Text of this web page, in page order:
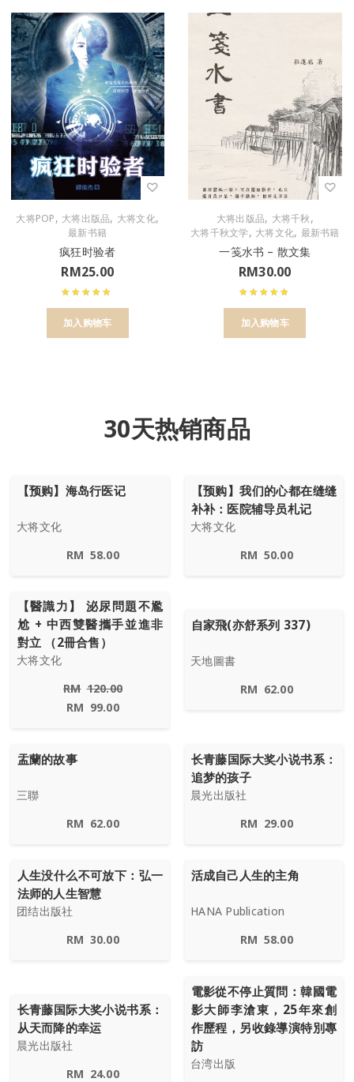
大将POP, 大将出版品, 大将文化,
最新书籍
疯狂时验者
RM25.00
加入购物车
大将出版品, 大将千秋,
大将千秋文学, 大将文化, 最新书籍
一笺水书 – 散文集
RM30.00
加入购物车
30天热销商品
【预购】海岛行医记
大将文化
RM 58.00
【预购】我们的心都在缝缝
补补：医院辅导员札记
大将文化
RM 50.00
【醫識力】 泌尿問題不尷
尬 + 中西雙醫攜手並進非
對立 （2冊合售）
大将文化
RM 120.00
RM 99.00
自家飛(亦舒系列 337)
天地圖書
RM 62.00
盂蘭的故事
三聯
RM 62.00
长青藤国际大奖小说书系：
追梦的孩子
晨光出版社
RM 29.00
人生没什么不可放下：弘一
法师的人生智慧
团结出版社
RM 30.00
活成自己人生的主角
HANA Publication
RM 58.00
长青藤国际大奖小说书系：
从天而降的幸运
晨光出版社
RM 24.00
電影從不停止質問：韓國電
影大師李滄東，25年來創
作歷程，另收錄導演特別專
訪
台湾出版